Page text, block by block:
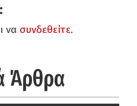
να συνδεθείτε.
Άρθρα